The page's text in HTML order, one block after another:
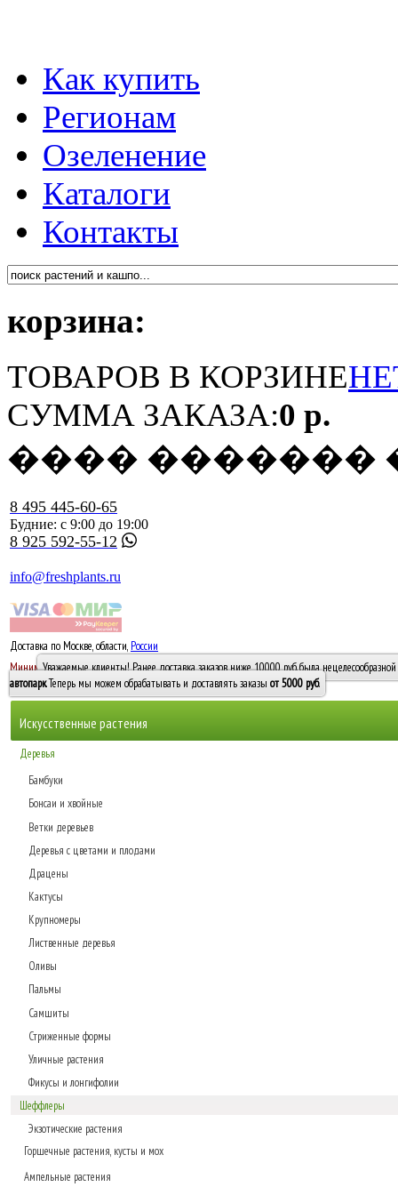
Как купить
Регионам
Озеленение
Каталоги
Контакты
корзина:
ТОВАРОВ В КОРЗИНЕ
СУММА ЗАКАЗА:0 р.
���� �������
8 495 445-60-65
Будние: с 9:00 до 19:00
8 925 592-55-12
info@freshplants.ru
Доставка по Москве, области, России
Минимальный заказ -10 0005000 руб.
Уважаемые клиенты! Ранее доставка заказов ниже 10000 руб. была
автопарк. Теперь мы можем обрабатывать и доставлять заказы от 5000 руб.
Искусственные растения
Деревья
Бамбуки
Бонсаи и хвойные
Ветки деревьев
Деревья с цветами и плодами
Драцены
Кактусы
Крупномеры
Лиственные деревья
Оливы
Пальмы
Самшиты
Стриженные формы
Уличные растения
Фикусы и лонгифолии
Шеффлеры
Экзотические растения
Горшечные растения, кусты и мох
Газонные коврики, мох
Ампельные растения